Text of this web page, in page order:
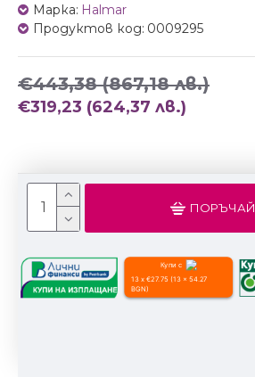
€319,23 (624,37 лв.)
€443,38(867,18 лв.)
Марка: Halmar
Продуктов код: 0009295
ПОРЪЧАЙ
Купи с
13 x €27.75 (13 x 54.27
BGN)